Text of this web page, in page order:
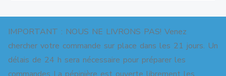
IMPORTANT : NOUS NE LIVRONS PAS! Venez
chercher votre commande sur place dans les 21 jours. Un
délais de 24 h sera nécessaire pour préparer les